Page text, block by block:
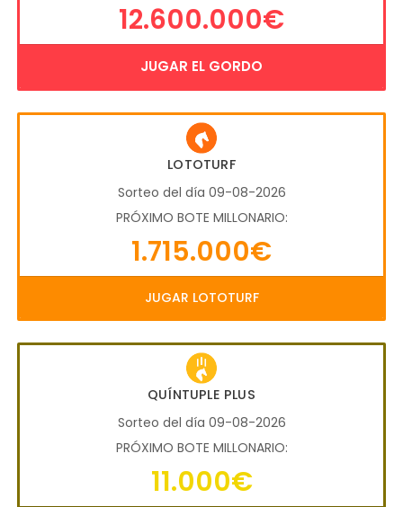
12.600.000€
JUGAR EL GORDO
LOTOTURF
Sorteo del día 09-08-2026
PRÓXIMO BOTE MILLONARIO:
1.715.000€
JUGAR LOTOTURF
QUÍNTUPLE PLUS
Sorteo del día 09-08-2026
PRÓXIMO BOTE MILLONARIO:
11.000€